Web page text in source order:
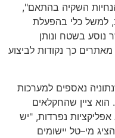
השקיה בהתאם",
, למשל כלי בהפעלת
נוסע בשטח ונותן
מאתרים כך נקודות לביצוע
נאספים למערכות
הוא ציין שהחקלאים
נפרדות, "יש
מי–טל יישומים